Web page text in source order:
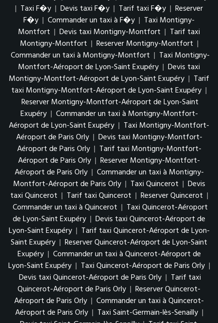
| Taxi F�y | Devis taxi F�y | Tarif taxi F�y | Reserver
F�y | Commander un taxi à F�y | Taxi Montigny-
Montfort | Devis taxi Montigny-Montfort | Tarif taxi
Montigny-Montfort | Reserver Montigny-Montfort |
Commander un taxi à Montigny-Montfort | Taxi Montigny-
Montfort-Aéroport de Lyon-Saint Exupéry | Devis taxi
Montigny-Montfort-Aéroport de Lyon-Saint Exupéry | Tarif
taxi Montigny-Montfort-Aéroport de Lyon-Saint Exupéry |
Reserver Montigny-Montfort-Aéroport de Lyon-Saint
Exupéry | Commander un taxi à Montigny-Montfort-
Aéroport de Lyon-Saint Exupéry | Taxi Montigny-Montfort-
Aéroport de Paris Orly | Devis taxi Montigny-Montfort-
Aéroport de Paris Orly | Tarif taxi Montigny-Montfort-
Aéroport de Paris Orly | Reserver Montigny-Montfort-
Aéroport de Paris Orly | Commander un taxi à Montigny-
Montfort-Aéroport de Paris Orly | Taxi Quincerot | Devis
taxi Quincerot | Tarif taxi Quincerot | Reserver Quincerot |
Commander un taxi à Quincerot | Taxi Quincerot-Aéroport
de Lyon-Saint Exupéry | Devis taxi Quincerot-Aéroport de
Lyon-Saint Exupéry | Tarif taxi Quincerot-Aéroport de Lyon-
Saint Exupéry | Reserver Quincerot-Aéroport de Lyon-Saint
Exupéry | Commander un taxi à Quincerot-Aéroport de
Lyon-Saint Exupéry | Taxi Quincerot-Aéroport de Paris Orly |
Devis taxi Quincerot-Aéroport de Paris Orly | Tarif taxi
Quincerot-Aéroport de Paris Orly | Reserver Quincerot-
Aéroport de Paris Orly | Commander un taxi à Quincerot-
Aéroport de Paris Orly | Taxi Saint-Germain-lès-Senailly |